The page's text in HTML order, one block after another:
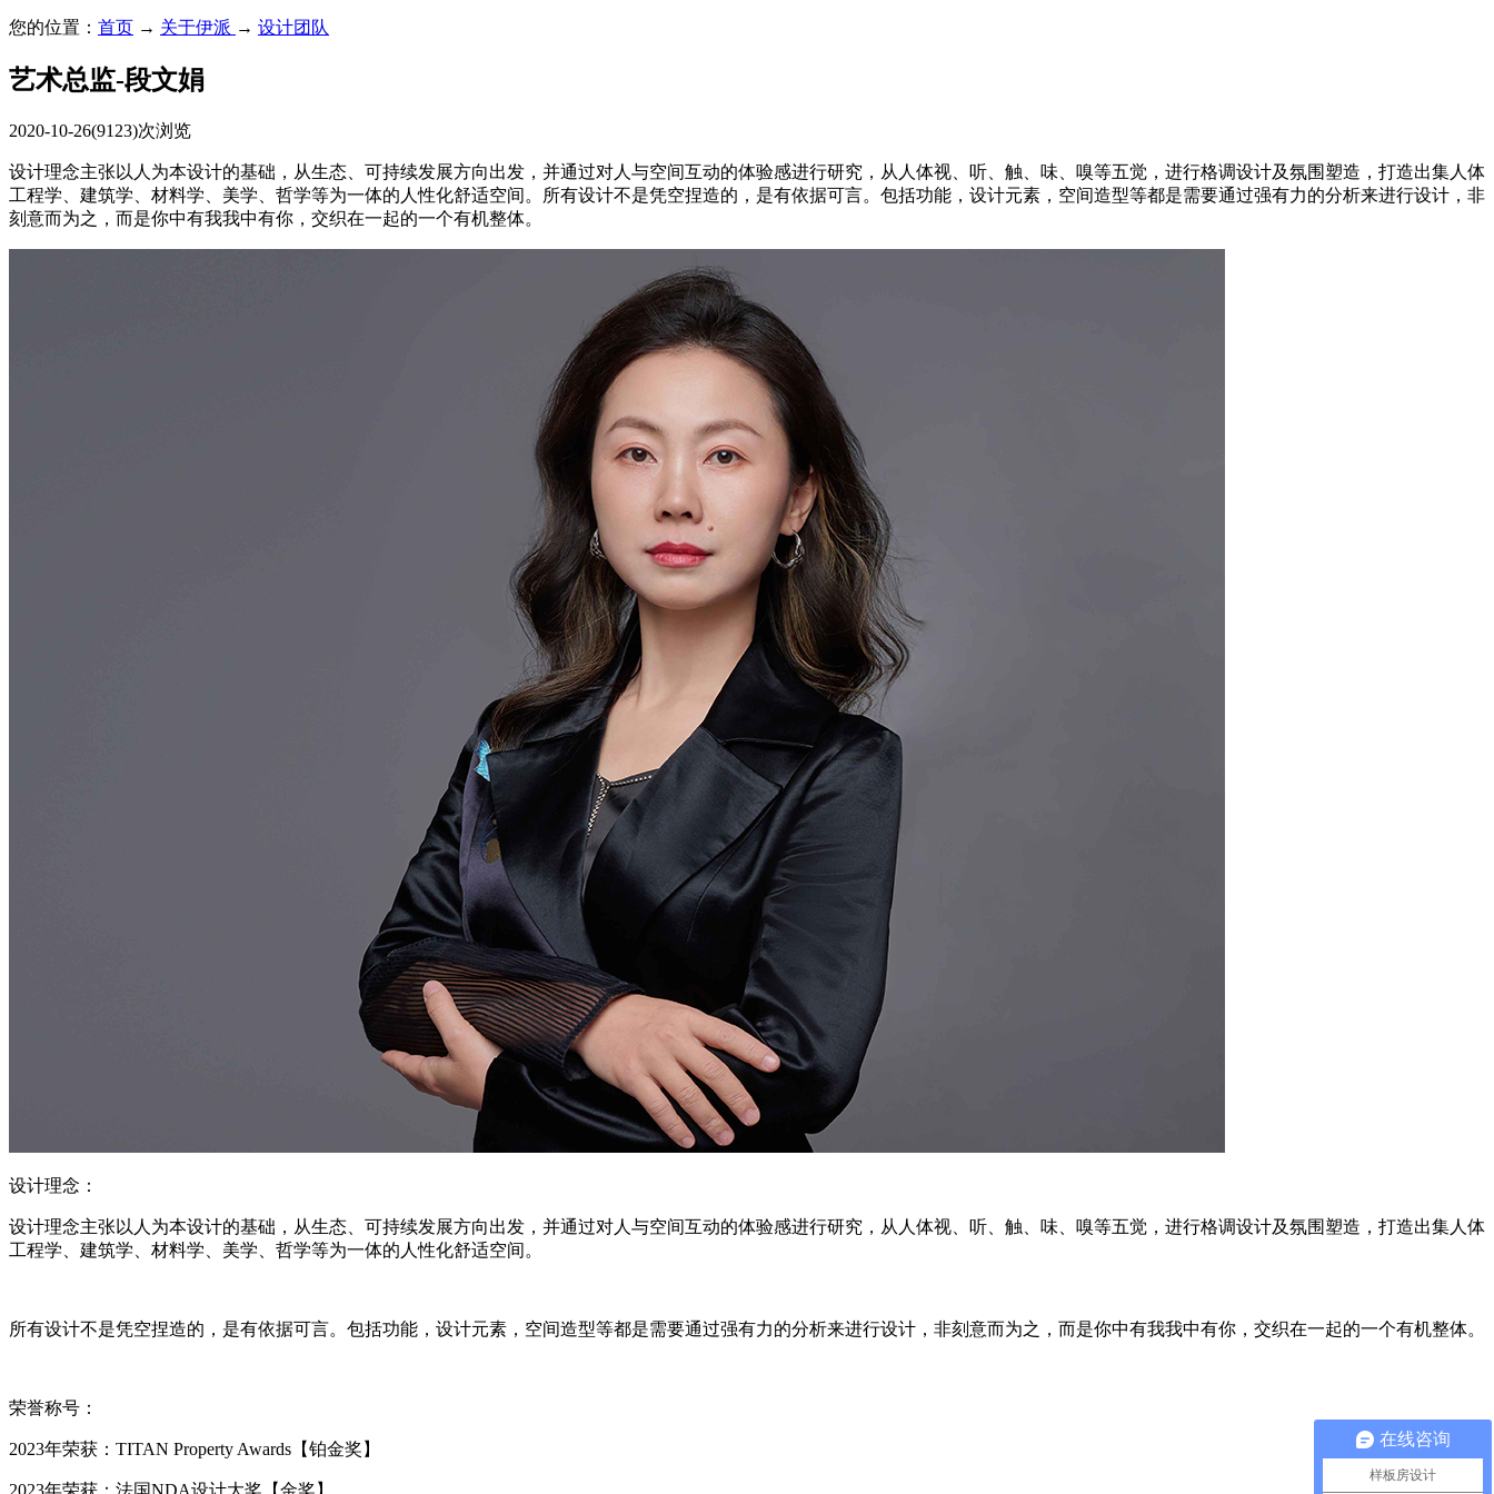
您的位置： 首页 → 关于伊派 → 设计团队
艺术总监-段文娟
2020-10-26(9123)次浏览
设计理念主张以人为本设计的基础，从生态、可持续发展方向出发，并通过对人与空间互动的体验感进行研究，从人体视、听、触、味、嗅等五觉，进行格调设计及氛围塑造，打造出集人体
工程学、建筑学、材料学、美学、哲学等为一体的人性化舒适空间。所有设计不是凭空捏造的，是有依据可言。包括功能，设计元素，空间造型等都是需要通过强有力的分析来进行设计，非
刻意而为之，而是你中有我我中有你，交织在一起的一个有机整体。
设计理念：
设计理念主张以人为本设计的基础，从生态、可持续发展方向出发，并通过对人与空间互动的体验感进行研究，从人体视、听、触、味、嗅等五觉，进行格调设计及氛围塑造，打造出集人体
工程学、建筑学、材料学、美学、哲学等为一体的人性化舒适空间。
所有设计不是凭空捏造的，是有依据可言。包括功能，设计元素，空间造型等都是需要通过强有力的分析来进行设计，非刻意而为之，而是你中有我我中有你，交织在一起的一个有机整体。
荣誉称号：
2023年荣获：TITAN Property Awards【铂金奖】
在线咨询
样板房设计